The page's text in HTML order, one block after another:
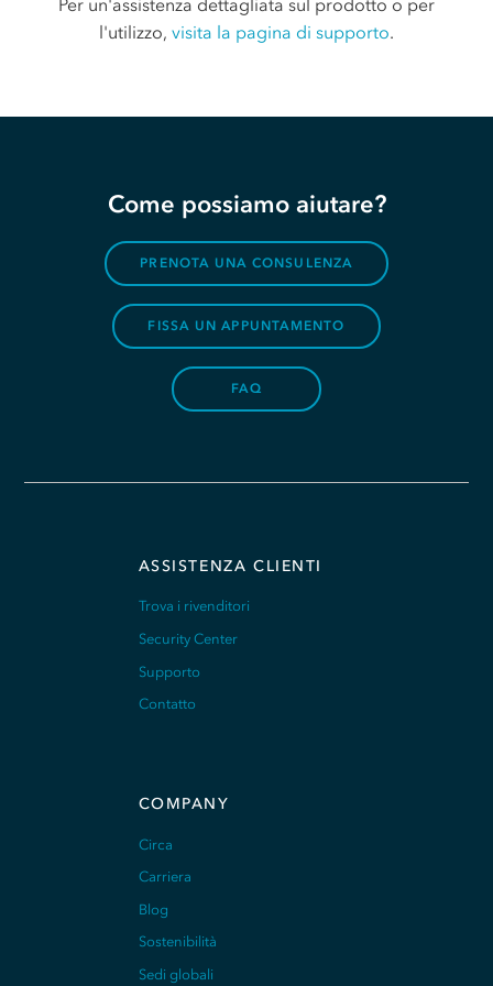
l'utilizzo, visita la pagina di supporto.
Come possiamo aiutare?
PRENOTA UNA CONSULENZA
FISSA UN APPUNTAMENTO
FAQ
ASSISTENZA CLIENTI
Trova i rivenditori
Security Center
Supporto
Contatto
COMPANY
Circa
Carriera
Blog
Sostenibilità
Sedi globali